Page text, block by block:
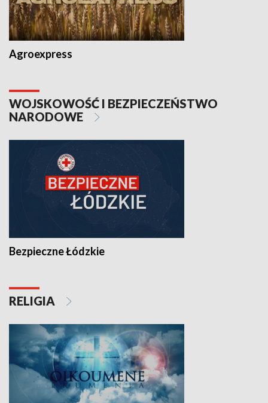
Agroexpress
WOJSKOWOŚĆ I BEZPIECZEŃSTWO
NARODOWE
Bezpieczne Łódzkie
RELIGIA